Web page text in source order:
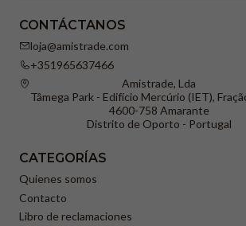
CONTÁCTANOS
loja@amistrade.com
+351965637466
Amistrade, Lda
Tâmega Park - Edifício Mercúrio (IET),
4600-758 Amarante
Distrito de Oporto - Portugal
CATEGORÍAS
Quienes somos
Contacto
Libro de reclamaciones